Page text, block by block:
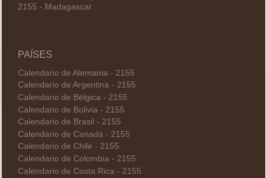
2155 - Madagascar
PAÍSES
Calendario de Alemania - 2155
Calendario de Argentina - 2155
Calendario de Bélgica - 2155
Calendario de Bolivia - 2155
Calendario de Brasil - 2155
Calendario de Canadá - 2155
Calendario de Chile - 2155
Calendario de Colombia - 2155
Calendario de Costa Rica - 2155